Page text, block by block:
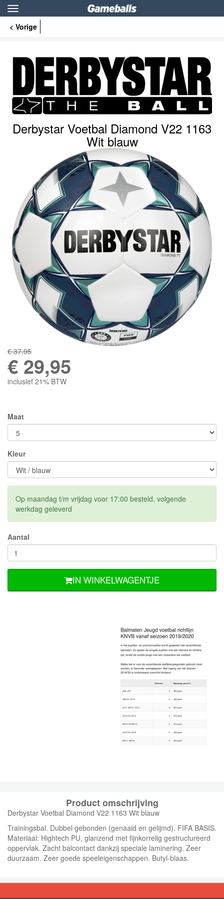
Toggle
navigation
< Vorige
Derbystar Voetbal Diamond V22 1163
Wit blauw
€ 37,95
€ 29,95
inclusief 21% BTW
Maat
Kleur
Op maandag t/m vrijdag voor 17:00 besteld, volgende
werkdag geleverd
Aantal
IN WINKELWAGENTJE
Product omschrijving
Derbystar Voetbal Diamond V22 1163 Wit blauw
Trainingsbal. Dubbel gebonden (genaaid en gelijmd). FIFA BASIS.
Materiaal: Hightech PU, glanzend met fijnkorrelig gestructureerd
oppervlak. Zacht balcontact dankzij speciale laminering. Zeer
duurzaam. Zeer goede speeleigenschappen. Butyl-blaas.